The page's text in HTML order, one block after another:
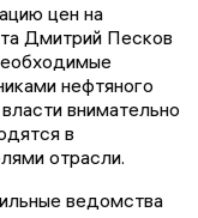
цен на
Дмитрий Песков
нефтяного
внимательно
в
отрасли.
ведомства